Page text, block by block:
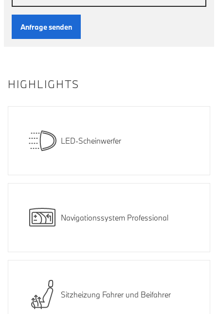
Anfrage senden
HIGHLIGHTS
LED-Scheinwerfer
Navigationssystem Professional
Sitzheizung Fahrer und Beifahrer